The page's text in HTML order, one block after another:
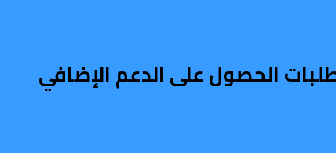
الحصول على الدعم الإضافي